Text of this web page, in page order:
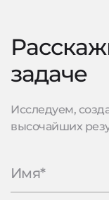
задаче
Исследуем,
высочайших